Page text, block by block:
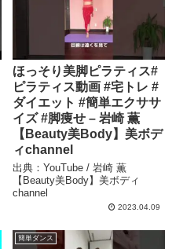
ほっそり美脚ピラティス#
ピラティス動画 #宅トレ #
ダイエット #簡単エクササ
イズ #脚痩せ – 岩崎 薫
【Beauty美Body】美ボデ
ィchannel
出典：YouTube / 岩崎 薫
【Beauty美Body】美ボディ
channel
2023.04.09
簡単ダンス